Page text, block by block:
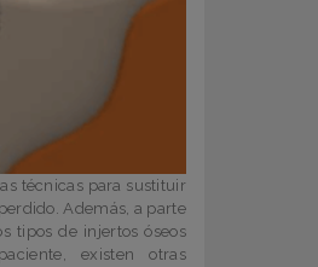
técnicas para sustituir
Además, a parte
tipos de injertos óseos
existen otras